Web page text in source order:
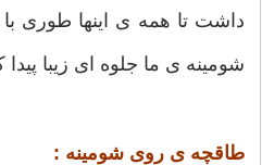
داشت تا همه ی اینها طوری
شومینه ی ما جلوه ای زیبا پیدا
طاقچه ی روی شومینه :